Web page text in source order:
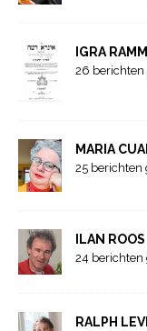
IGRA
26 berichten
MARIA
25 berichten
ILAN ROOS
24
RALPH